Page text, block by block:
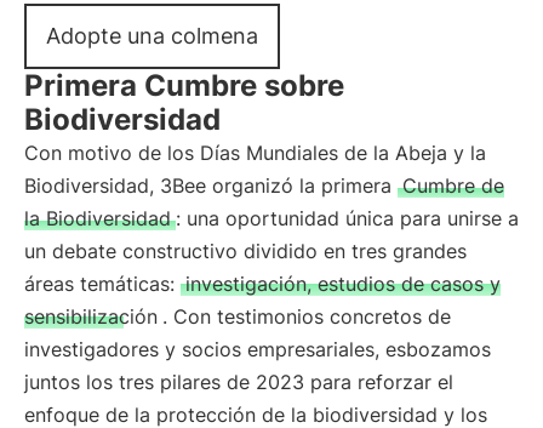
Adopte una colmena
Primera Cumbre sobre
Biodiversidad
Con motivo de los Días Mundiales de la Abeja y la
Biodiversidad, 3Bee organizó la primera Cumbre de
la Biodiversidad : una oportunidad única para unirse a
un debate constructivo dividido en tres grandes
áreas temáticas: investigación, estudios de casos y
sensibilización . Con testimonios concretos de
investigadores y socios empresariales, esbozamos
juntos los tres pilares de 2023 para reforzar el
enfoque de la protección de la biodiversidad y los